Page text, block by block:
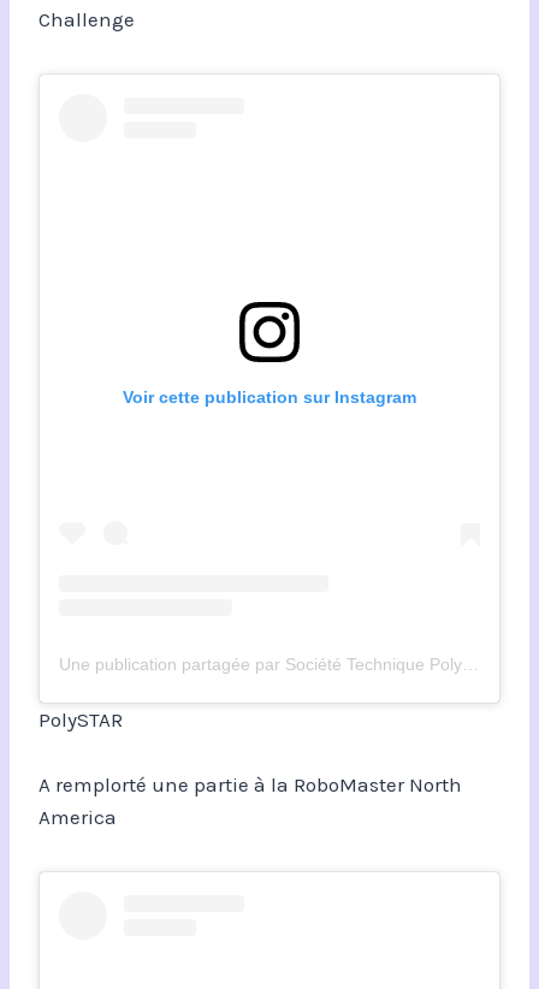
Challenge
Voir cette publication sur Instagram
PolySTAR
A remplorté une partie à la RoboMaster North
America